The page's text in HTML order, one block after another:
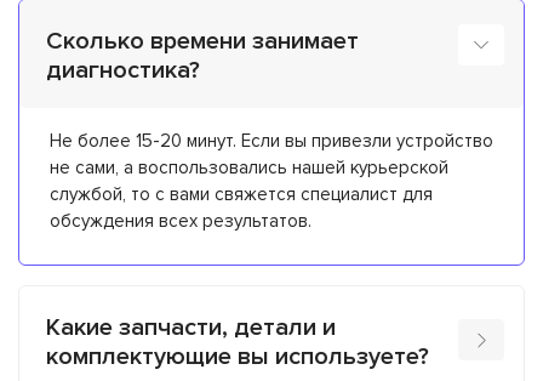
Сколько времени занимает
диагностика?
Не более 15-20 минут. Если вы привезли устройство
не сами, а воспользовались нашей курьерской
службой, то с вами свяжется специалист для
обсуждения всех результатов.
Какие запчасти, детали и
комплектующие вы используете?